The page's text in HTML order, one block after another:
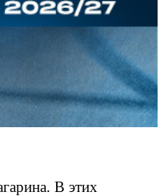
В этих